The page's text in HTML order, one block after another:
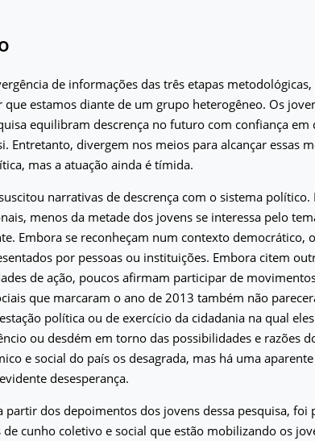
de informações das três etapas metodológicas,
que estamos diante de um grupo heterogêneo. Os
equilibram descrença no futuro com confiança em
Entretanto, divergem nos meios para alcançar essas
mas a atuação ainda é tímida.
narrativas de descrença com o sistema
menos da metade dos jovens se interessa pelo
Embora se reconheçam num contexto democrático,
por pessoas ou instituições. Embora citem
de ação, poucos afirmam participar de
que marcaram o ano de 2013 também não
política ou de exercício da cidadania na qual
ou desdém em torno das possibilidades e razões
e social do país os desagrada, mas há uma
desesperança.
partir dos depoimentos dos jovens dessa pesquisa, foi
de cunho coletivo e social que estão mobilizando os